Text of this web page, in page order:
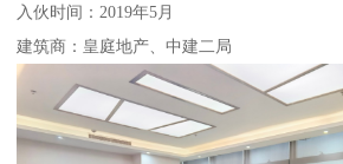
入伙时间：2019年5月
建筑商：皇庭地产、中建二局